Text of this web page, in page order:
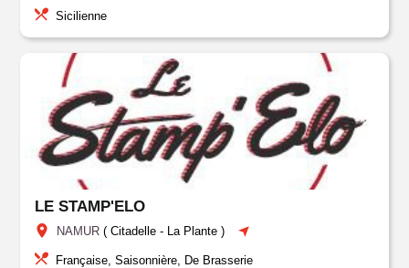
Sicilienne
LE STAMP'ELO
NAMUR (Citadelle - La Plante )
Française, Saisonnière, De Brasserie